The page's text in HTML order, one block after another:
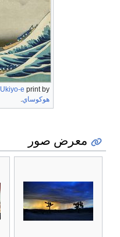
Ukiyo-e print by
هوكوساي
معرض صور